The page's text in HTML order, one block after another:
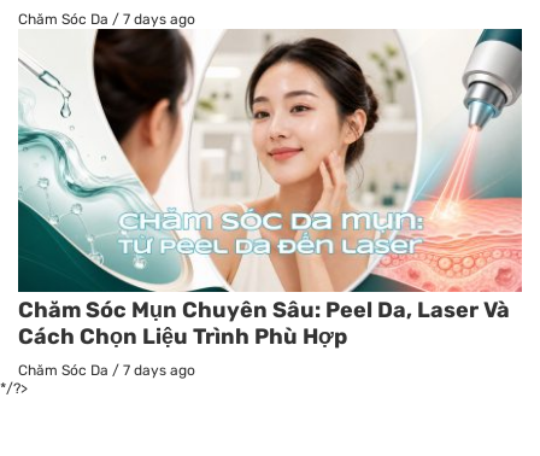
Chăm Sóc Da / 7 days ago
Chăm Sóc Mụn Chuyên Sâu: Peel Da, Laser Và
Cách Chọn Liệu Trình Phù Hợp
Chăm Sóc Da / 7 days ago
*/?>